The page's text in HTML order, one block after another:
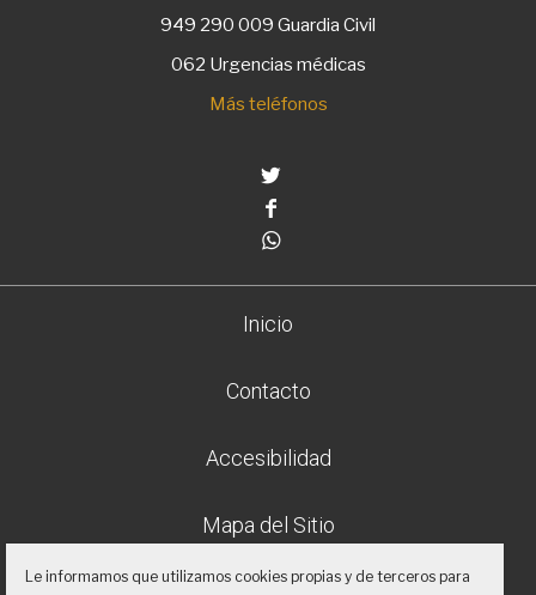
949 290 009 Guardia Civil
062 Urgencias médicas
Más teléfonos
Inicio
Contacto
Accesibilidad
Mapa del Sitio
Le informamos que utilizamos cookies propias y de terceros para